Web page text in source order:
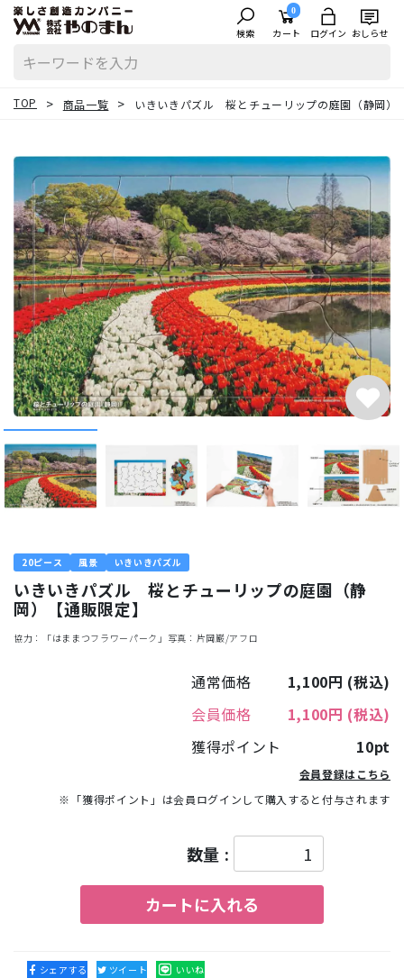
検索
0
カート ログイン おしらせ
TOP 商品一覧 いきいきパズル 桜とチューリップの庭園（静岡）
20ピース 風景 いきいきパズル
いきいきパズル 桜とチューリップの庭園（静
岡）【通販限定】
協力：「はままつフラワーパーク」写真：片岡巌/アフロ
通常価格 1,100円 (税込)
会員価格
1,100円 (税込)
獲得ポイント
10pt
会員登録はこちら
※「獲得ポイント」は会員ログインして購入すると付与されます
数量 :
カートに入れる
シェアする ツイート いいね